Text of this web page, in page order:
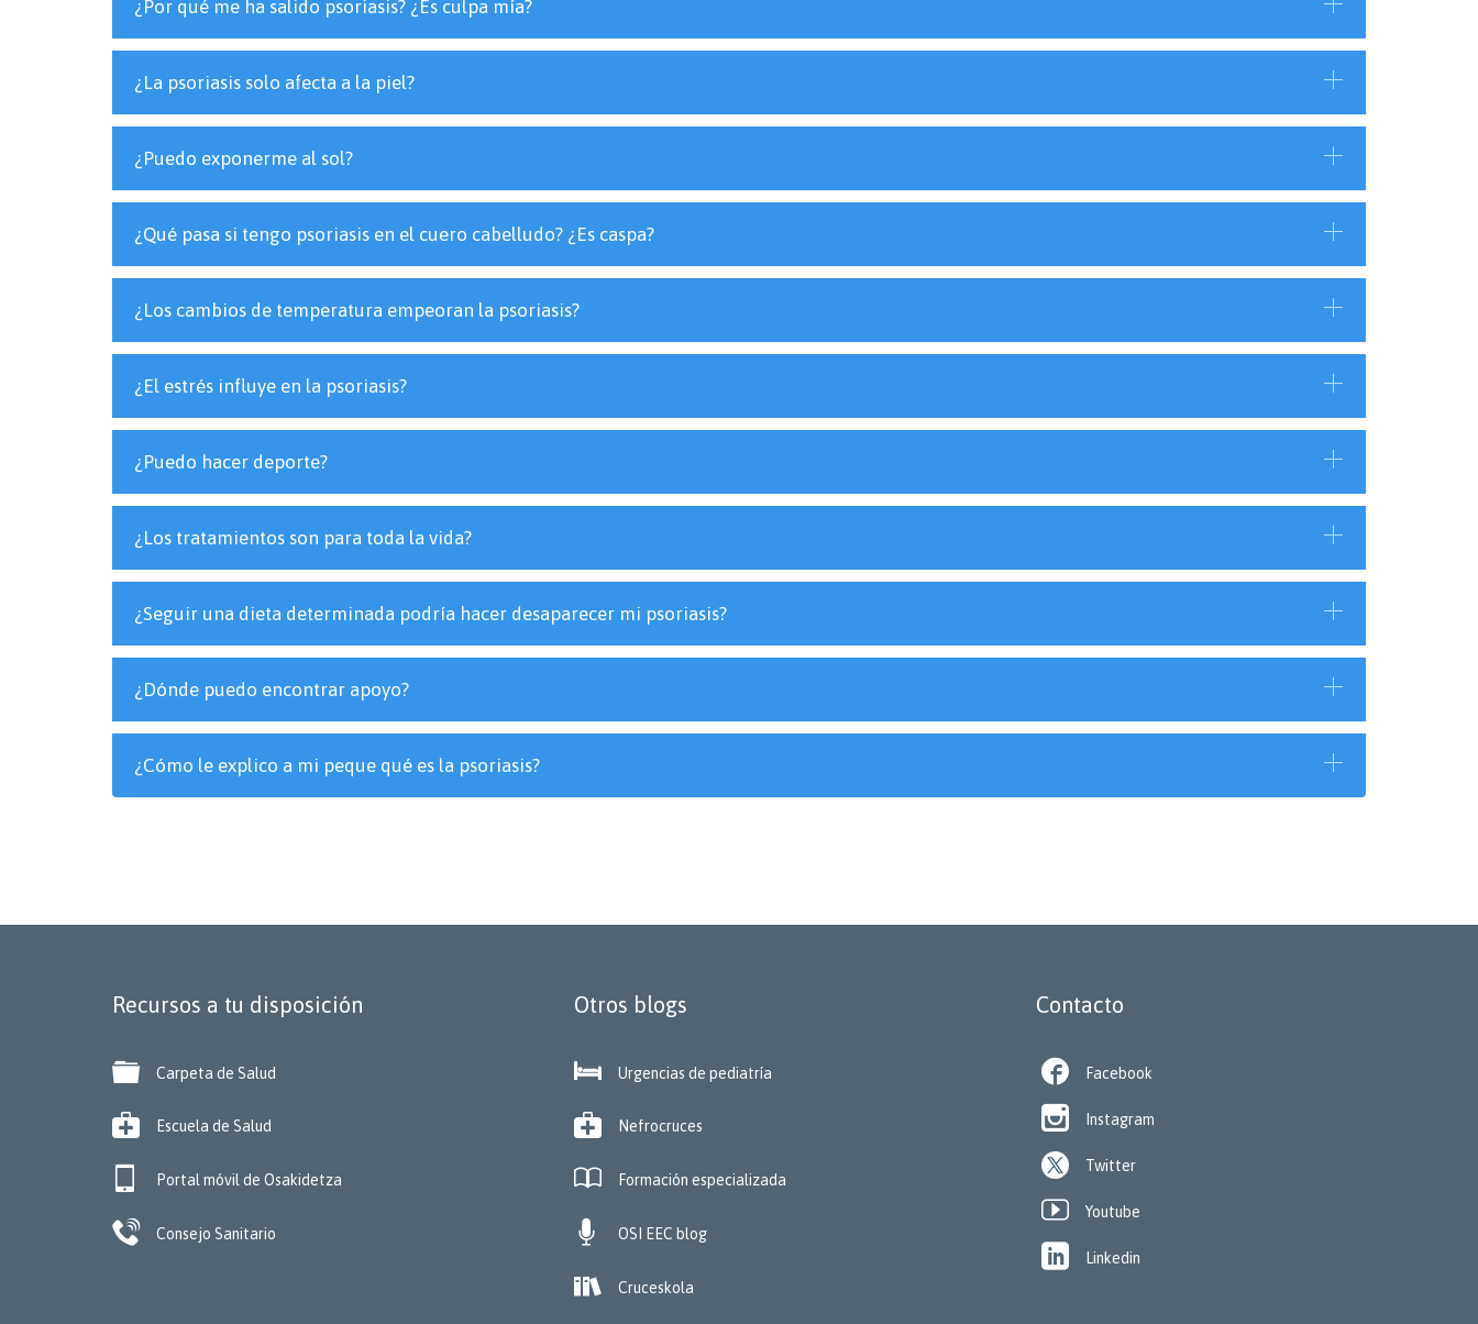
¿Por qué me ha salido psoriasis? ¿Es culpa mía?
¿La psoriasis solo afecta a la piel?
¿Puedo exponerme al sol?
¿Qué pasa si tengo psoriasis en el cuero cabelludo? ¿Es caspa?
¿Los cambios de temperatura empeoran la psoriasis?
¿El estrés influye en la psoriasis?
¿Puedo hacer deporte?
¿Los tratamientos son para toda la vida?
¿Seguir una dieta determinada podría hacer desaparecer mi psoriasis?
¿Dónde puedo encontrar apoyo?
¿Cómo le explico a mi peque qué es la psoriasis?
Recursos a tu disposición
 Carpeta de Salud
 Escuela de Salud
 Portal móvil de Osakidetza
 Consejo Sanitario
Otros blogs
 Urgencias de pediatría
 Nefrocruces
 Formación especializada
 OSI EEC blog
 Cruceskola
Contacto
 Facebook
 Instagram
Twitter
 Youtube
 Linkedin